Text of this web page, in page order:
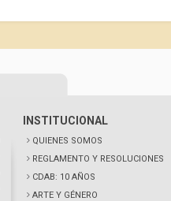
INSTITUCIONAL
QUIENES SOMOS
REGLAMENTO Y RESOLUCIONES
CDAB: 10 AÑOS
ARTE Y GÉNERO